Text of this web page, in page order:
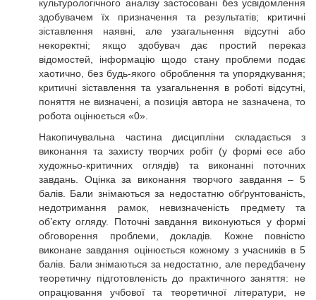
культурологічного аналізу застосовані без усвідомлення
здобувачем їх призначення та результатів; критичні
зіставлення наявні, але узагальнення відсутні або
некоректні; якщо здобувач дає простий переказ
відомостей, інформацію щодо стану проблеми подає
хаотично, без будь-якого оброблення та упорядкування;
критичні зіставлення та узагальнення в роботі відсутні,
поняття не визначені, а позиція автора не зазначена, то
робота оцінюється «0».
Накопичувальна частина дисципліни складається з
виконання та захисту творчих робіт (у формі есе або
художньо-критичних оглядів) та виконанні поточних
завдань. Оцінка за виконання творчого завдання – 5
балів. Бали знімаються за недостатню обґрунтованість,
недотримання рамок, невизначеність предмету та
об’єкту огляду. Поточні завдання виконуються у формі
обговорення проблеми, докладів. Кожне повністю
виконане завдання оцінюється кожному з учасників в 5
балів. Бали знімаються за недостатню, але передбачену
теоретичну підготовленість до практичного заняття: не
опрацювання учбової та теоретичної літератури, не